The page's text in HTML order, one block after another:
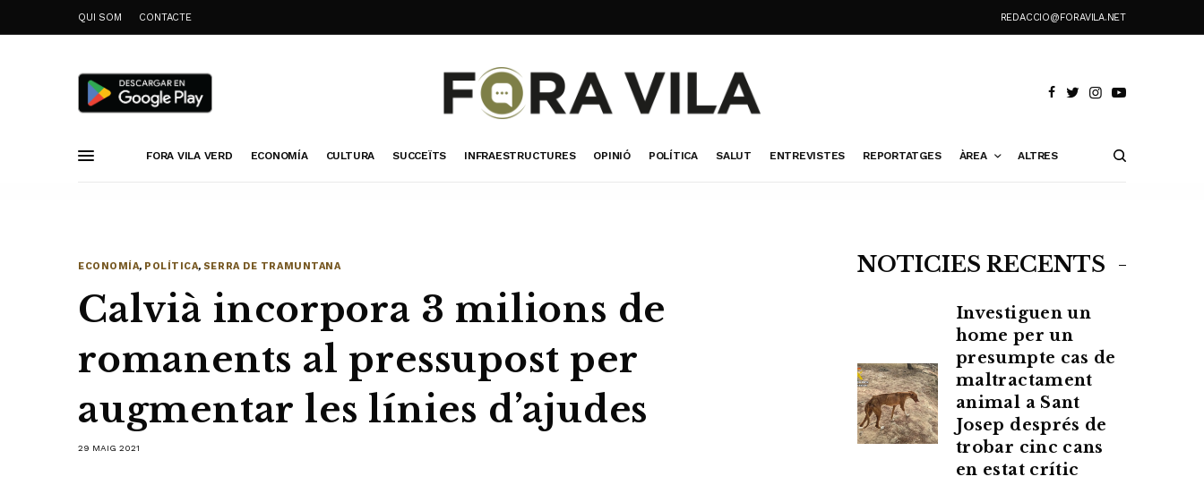
QUI SOM CONTACTE REDACCIO@FORAVILA.NET
FORA VILA VERD ECONOMÍA CULTURA SUCCEÏTS INFRAESTRUCTURES OPINIÓ POLÍTICA SALUT ENTREVISTES REPORTATGES ÀREA ALTRES
ECONOMÍA, POLÍTICA, SERRA DE TRAMUNTANA
Calvià incorpora 3 milions de
romanents al pressupost per
augmentar les línies d’ajudes
29 MAIG 2021
NOTÍCIES RECENTS
Investiguen un
home per un
presumpte cas de
maltractament
animal a Sant
Josep després de
trobar cinc cans
en estat crític